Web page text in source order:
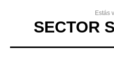
Estás
SECTOR